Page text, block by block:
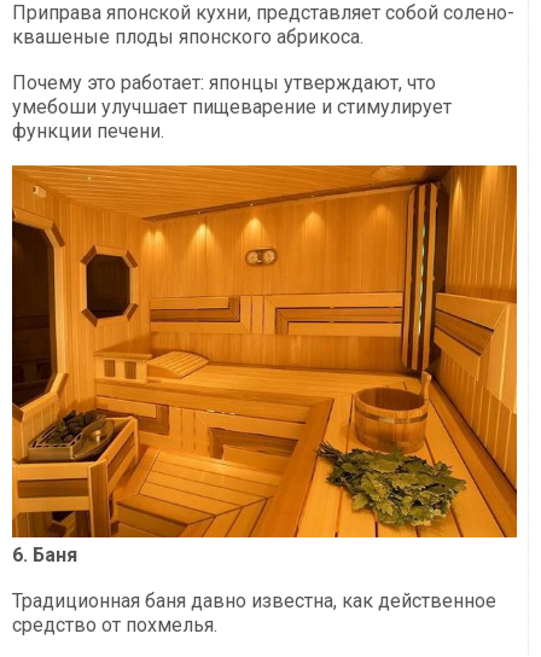
Приправа японской кухни, представляет собой солено-
квашеные плоды японского абрикоса.
Почему это работает: японцы утверждают, что
умебоши улучшает пищеварение и стимулирует
функции печени.
6. Баня
Традиционная баня давно известна, как действенное
средство от похмелья.